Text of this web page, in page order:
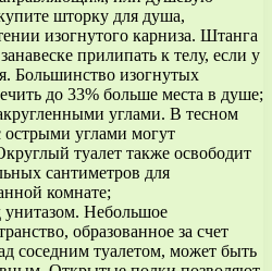
шторку для душа,
изогнутого карниза. Штанга
прилипать к телу, если у
Большинство изогнутых
до 33% больше места в душе;
углами. В тесном
острыми углами могут
туалет также освободит
сантиметров для
комнате;
унитазом. Небольшое
образованное за счет
соседним туалетом, может быть